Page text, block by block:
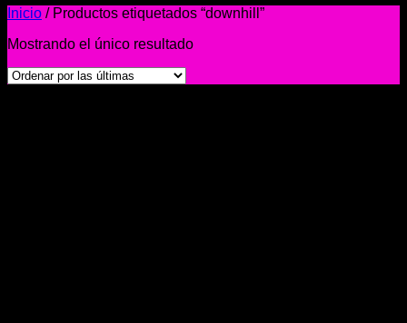
Inicio /Productos etiquetados “downhill”
Mostrando el único resultado